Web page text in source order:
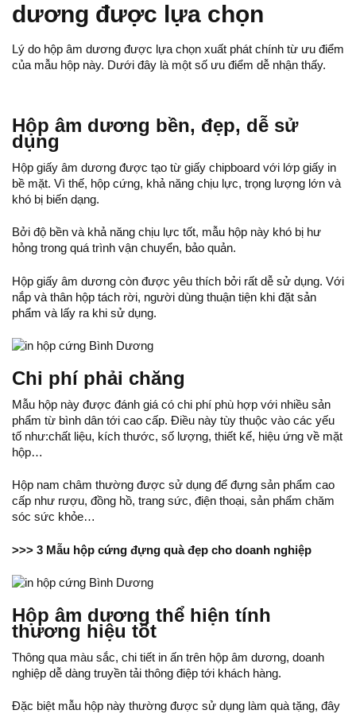
dương được lựa chọn
Lý do hộp âm dương được lựa chọn xuất phát chính từ ưu điểm
của mẫu hộp này. Dưới đây là một số ưu điểm dễ nhận thấy.
Hộp âm dương bền, đẹp, dễ sử
dụng
Hộp giấy âm dương được tạo từ giấy chipboard với lớp giấy in
bề mặt. Vì thế, hộp cứng, khả năng chịu lực, trọng lượng lớn và
khó bị biến dạng.
Bởi độ bền và khả năng chịu lực tốt, mẫu hộp này khó bị hư
hỏng trong quá trình vận chuyển, bảo quản.
Hộp giấy âm dương còn được yêu thích bởi rất dễ sử dụng. Với
nắp và thân hộp tách rời, người dùng thuận tiện khi đặt sản
phẩm và lấy ra khi sử dụng.
Chi phí phải chăng
Mẫu hộp này được đánh giá có chi phí phù hợp với nhiều sản
phẩm từ bình dân tới cao cấp. Điều này tùy thuộc vào các yếu
tố như:chất liệu, kích thước, số lượng, thiết kế, hiệu ứng về mặt
hộp…
Hộp nam châm thường được sử dụng để đựng sản phẩm cao
cấp như rượu, đồng hồ, trang sức, điện thoại, sản phẩm chăm
sóc sức khỏe…
>>> 3 Mẫu hộp cứng đựng quà đẹp cho doanh nghiệp
Hộp âm dương thể hiện tính
thương hiệu tốt
Thông qua màu sắc, chi tiết in ấn trên hộp âm dương, doanh
nghiệp dễ dàng truyền tải thông điệp tới khách hàng.
Đặc biệt mẫu hộp này thường được sử dụng làm quà tặng, đây